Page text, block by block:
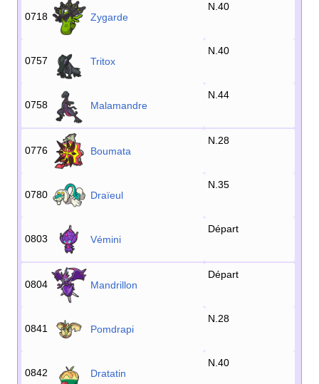
0718 Zygarde
N.40
0757 Tritox
N.40
0758 Malamandre
N.44
0776 Boumata
N.28
0780 Draïeul
N.35
0803 Vémini
Départ
0804 Mandrillon
Départ
0841 Pomdrapi
N.28
0842 Dratatin
N.40